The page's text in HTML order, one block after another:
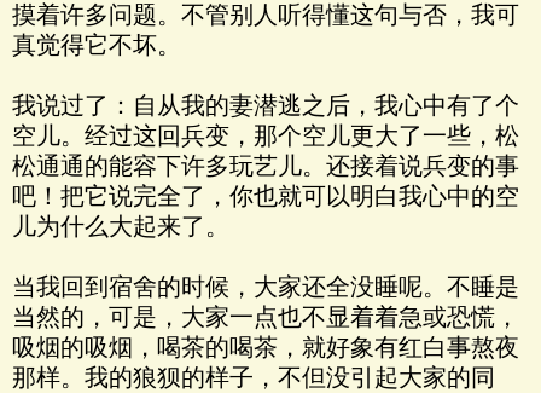
摸着许多问题。不管别人听得懂这句与否，我可
真觉得它不坏。
我说过了：自从我的妻潜逃之后，我心中有了个
空儿。经过这回兵变，那个空儿更大了一些，松
松通通的能容下许多玩艺儿。还接着说兵变的事
吧！把它说完全了，你也就可以明白我心中的空
儿为什么大起来了。
当我回到宿舍的时候，大家还全没睡呢。不睡是
当然的，可是，大家一点也不显着着急或恐慌，
吸烟的吸烟，喝茶的喝茶，就好象有红白事熬夜
那样。我的狼狈的样子，不但没引起大家的同